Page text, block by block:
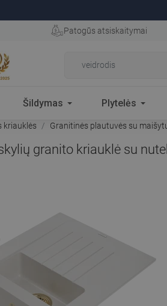
Patogūs atsiskaitymai
Šildymas Plytelės
kriauklės Granitinės plautuvės su
granito kriauklė su